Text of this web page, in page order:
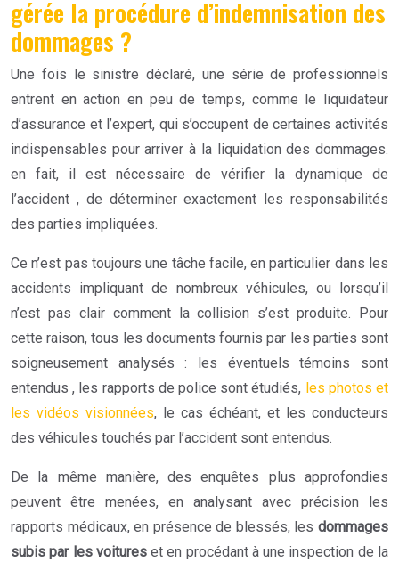
gérée la procédure d’indemnisation des
dommages ?
Une fois le sinistre déclaré, une série de professionnels
entrent en action en peu de temps, comme le liquidateur
d’assurance et l’expert, qui s’occupent de certaines activités
indispensables pour arriver à la liquidation des dommages.
en fait, il est nécessaire de vérifier la dynamique de
l’accident , de déterminer exactement les responsabilités
des parties impliquées.
Ce n’est pas toujours une tâche facile, en particulier dans les
accidents impliquant de nombreux véhicules, ou lorsqu’il
n’est pas clair comment la collision s’est produite. Pour
cette raison, tous les documents fournis par les parties sont
soigneusement analysés : les éventuels témoins sont
entendus , les rapports de police sont étudiés, les photos et
les vidéos visionnées, le cas échéant, et les conducteurs
des véhicules touchés par l’accident sont entendus.
De la même manière, des enquêtes plus approfondies
peuvent être menées, en analysant avec précision les
rapports médicaux, en présence de blessés, les dommages
subis par les voitureset en procédant à une inspection de la